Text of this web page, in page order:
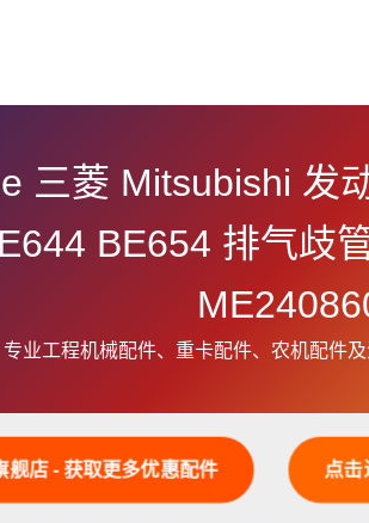
三菱 Mitsubishi 发
BE654 排气歧
专业工程机械配件、重卡配件、农机配件
舰店 - 获取更多优惠配件 点击